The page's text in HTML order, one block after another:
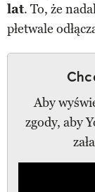
lat. To, że
płetwale
Aby
zgody, aby